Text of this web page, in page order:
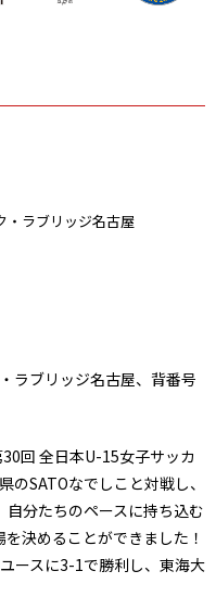
・ラブリッジ名古屋
ラブリッジ名古屋、背番号
回 全日本U-15女子サッカ
SATOなでしこと対戦し、
分たちのペースに持ち込む
決めることができました！
ースに3-1で勝利し、東海大